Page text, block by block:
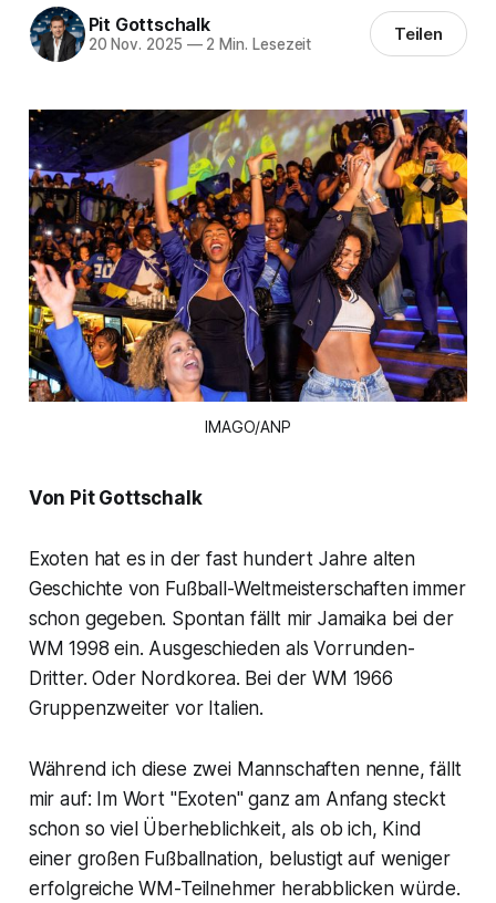
Pit Gottschalk
20 Nov. 2025 —2 Min. Lesezeit Teilen
IMAGO/ANP
Von Pit Gottschalk
Exoten hat es in der fast hundert Jahre alten
Geschichte von Fußball-Weltmeisterschaften immer
schon gegeben. Spontan fällt mir Jamaika bei der
WM 1998 ein. Ausgeschieden als Vorrunden-
Dritter. Oder Nordkorea. Bei der WM 1966
Gruppenzweiter vor Italien.
Während ich diese zwei Mannschaften nenne, fällt
mir auf: Im Wort "Exoten" ganz am Anfang steckt
schon so viel Überheblichkeit, als ob ich, Kind
einer großen Fußballnation, belustigt auf weniger
erfolgreiche WM-Teilnehmer herabblicken würde.